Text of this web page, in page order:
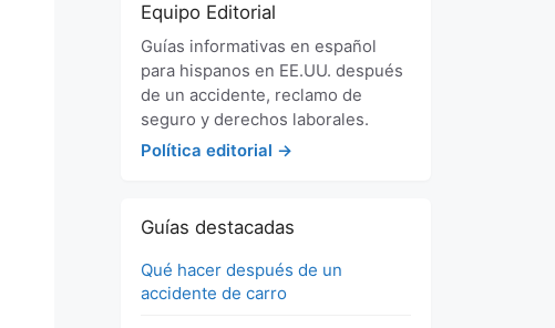
Equipo Editorial
Guías informativas en español
para hispanos en EE.UU. después
de un accidente, reclamo de
seguro y derechos laborales.
Política editorial →
Guías destacadas
Qué hacer después de un
accidente de carro